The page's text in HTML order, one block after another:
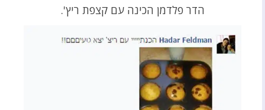
הדר פלדמן הכינה עם קצפת ריץ'.